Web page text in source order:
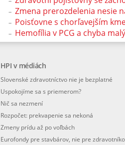
Zmena prerozdelenia nesie
Poisťovne s chorľavejším
Hemofília v PCG a chyba
HPI v médiách
Slovenské zdravotníctvo nie je bezplatné
Uspokojíme sa s priemerom?
Nič sa nezmení
Rozpočet: prekvapenie sa nekoná
Zmeny prídu až po voľbách
Eurofondy pre stavbárov, nie pre